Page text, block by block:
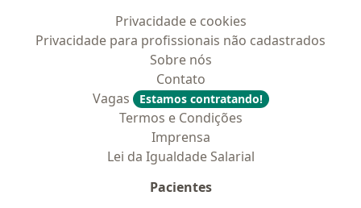
Privacidade e cookies
Privacidade para profissionais não cadastrados
Sobre nós
Contato
Vagas
Estamos contratando!
Termos e Condições
Imprensa
Lei da Igualdade Salarial
Pacientes